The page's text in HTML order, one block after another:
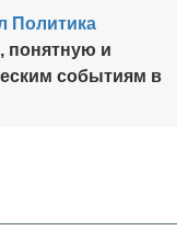
Политика
понятную и
событиям в